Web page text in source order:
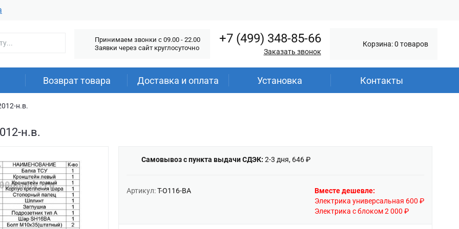
Принимаем звонки c 09.00 - 22.00
Заявки через сайт круглосуточно
+7 (499) 348-85-66
Заказать звонок
Корзина: 0 товаров
Возврат товара Доставка и оплата Установка Контакты
н.в.
н.в.
Самовывоз с пункта выдачи СДЭК: 2-3 дня, 646 ₽
Артикул:T-O116-BA
Вместе дешевле:
Электрика универсальная 600 ₽
Электрика с блоком 2 000 ₽